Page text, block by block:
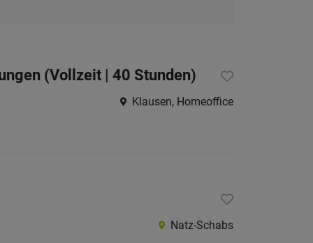
(Vollzeit | 40 Stunden)
Klausen, Homeoffice
Natz-Schabs